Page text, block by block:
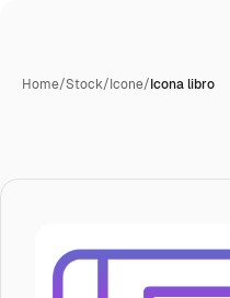
Home/Stock/Icone/Icona libro